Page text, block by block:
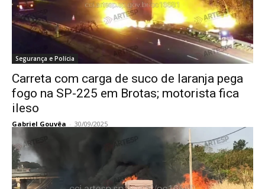
Segurança e Polícia
Carreta com carga de suco de laranja pega
fogo na SP-225 em Brotas; motorista fica
ileso
Gabriel Gouvêa - 30/09/2025